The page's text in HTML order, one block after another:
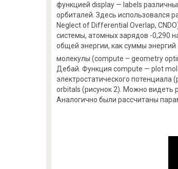
функцией display — labels
орбиталей. Здесь использовался
Neglect of Differential Overlap,
системы, атомных зарядов -0,290
общей энергии, как суммы
молекулы (compute – geometry
Дебай. Функция compute — plot
электростатического
orbitals (рисунок 2). Можно видеть
Аналогично были рассчитаны